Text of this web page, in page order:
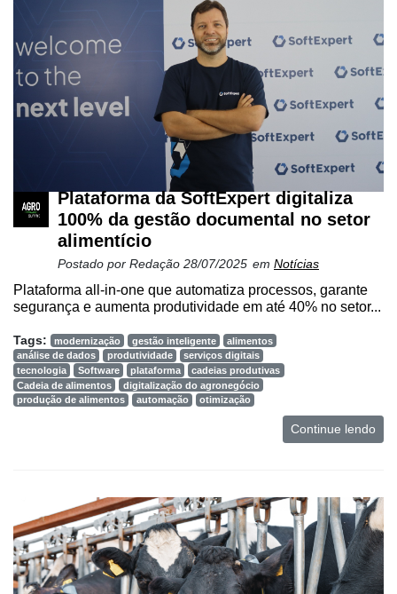
Plataforma da SoftExpert digitaliza
100% da gestão documental no setor
alimentício
Postado por Redação 28/07/2025 em Notícias
Plataforma all-in-one que automatiza processos, garante
segurança e aumenta produtividade em até 40% no setor...
Tags: modernização gestão inteligente
alimentos
análise de dados
produtividade
serviços digitais
tecnologia
Software plataforma
cadeias produtivas
Cadeia de alimentos
digitalização do agronegócio
produção de alimentos
automação otimização
Continue lendo